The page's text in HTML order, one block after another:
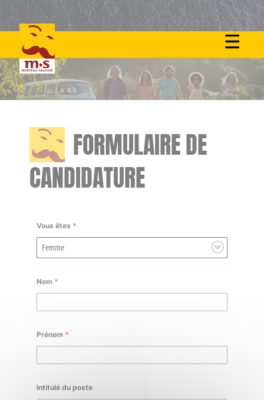
Skip
FORMULAIRE DE
CANDIDATURE
Vous êtes *
Nom *
Prénom *
Intitulé du poste